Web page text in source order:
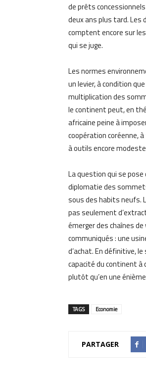
de prêts
deux ans plus tard. Les
comptent encore sur
qui se juge.
Les normes
un levier, à condition
multiplication des
le continent peut, en
africaine peine à
coopération coréenne,
à outils encore
La question qui se
diplomatie des
sous des habits neufs.
pas seulement
émerger des chaînes
communiqués : une
d’achat. En définitive,
capacité du continent
plutôt qu’en une
TAGS Economie
PARTAGER